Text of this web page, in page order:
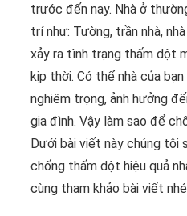
trước đến nay. Nhà ở
trí như: Tường, trần nhà,
xảy ra tình trạng thấm dột
kịp thời. Có thể nhà của
nghiêm trọng, ảnh hưởng
gia đình. Vậy làm sao để
Dưới bài viết này chúng tôi
chống thấm dột hiệu quả
cùng tham khảo bài viết nhé